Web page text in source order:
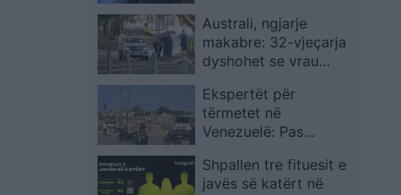
Australi, ngjarje
makabre: 32-vjeçarja
dyshohet se vrau
konsumoi pjesë të
trupit të tij
Ekspertët për
tërmetet në
Venezuelë: Pas
shkatërruese të 24
qershorit u evidentuan
Shpallen tre fituesit e
javës së katërt në